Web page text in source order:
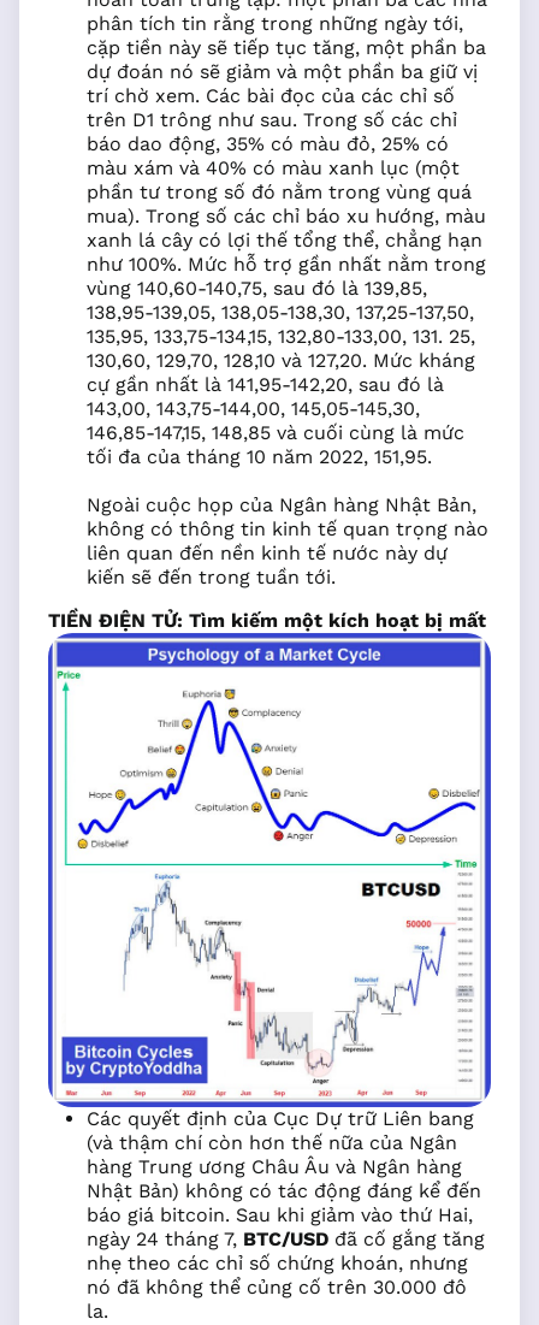
phân tích tin rằng trong những ngày tới,
cặp tiền này sẽ tiếp tục tăng, một phần ba
dự đoán nó sẽ giảm và một phần ba giữ vị
trí chờ xem. Các bài đọc của các chỉ số
trên D1 trông như sau. Trong số các chỉ
báo dao động, 35% có màu đỏ, 25% có
màu xám và 40% có màu xanh lục (một
phần tư trong số đó nằm trong vùng quá
mua). Trong số các chỉ báo xu hướng, màu
xanh lá cây có lợi thế tổng thể, chẳng hạn
như 100%. Mức hỗ trợ gần nhất nằm trong
vùng 140,60-140,75, sau đó là 139,85,
138,95-139,05, 138,05-138,30, 137,25-137,50,
135,95, 133,75-134,15, 132,80-133,00, 131. 25,
130,60, 129,70, 128,10 và 127,20. Mức kháng
cự gần nhất là 141,95-142,20, sau đó là
143,00, 143,75-144,00, 145,05-145,30,
146,85-147,15, 148,85 và cuối cùng là mức
tối đa của tháng 10 năm 2022, 151,95.
Ngoài cuộc họp của Ngân hàng Nhật Bản,
không có thông tin kinh tế quan trọng nào
liên quan đến nền kinh tế nước này dự
kiến sẽ đến trong tuần tới.
TIỀN ĐIỆN TỬ: Tìm kiếm một kích hoạt bị mất
Các quyết định của Cục Dự trữ Liên bang
(và thậm chí còn hơn thế nữa của Ngân
hàng Trung ương Châu Âu và Ngân hàng
Nhật Bản) không có tác động đáng kể đến
báo giá bitcoin. Sau khi giảm vào thứ Hai,
ngày 24 tháng 7, BTC/USD đã cố gắng tăng
nhẹ theo các chỉ số chứng khoán, nhưng
nó đã không thể củng cố trên 30.000 đô
la.